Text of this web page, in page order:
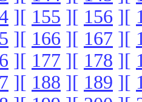
][ 155 ][ 156 ][
][ 166 ][ 167 ][
][ 177 ][ 178 ][
][ 188 ][ 189 ][